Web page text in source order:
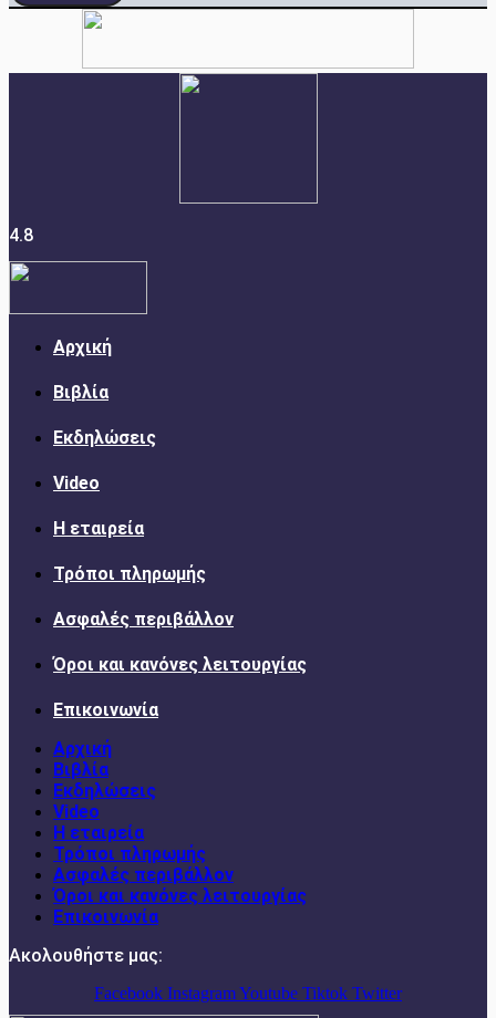
4.8
Αρχική
Βιβλία
Εκδηλώσεις
Video
Η εταιρεία
Τρόποι πληρωμής
Ασφαλές περιβάλλον
Όροι και κανόνες λειτουργίας
Επικοινωνία
Αρχική
Βιβλία
Εκδηλώσεις
Video
Η εταιρεία
Τρόποι πληρωμής
Ασφαλές περιβάλλον
Όροι και κανόνες λειτουργίας
Επικοινωνία
Ακολουθήστε μας:
Facebook InstagramYoutube Tiktok Twitter